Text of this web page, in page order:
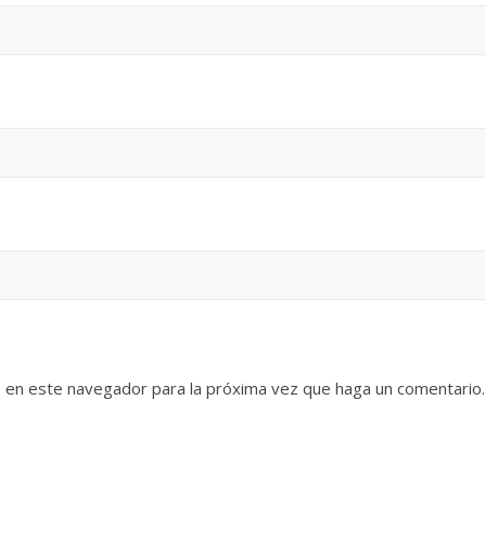
este navegador para la próxima vez que haga un comentario.